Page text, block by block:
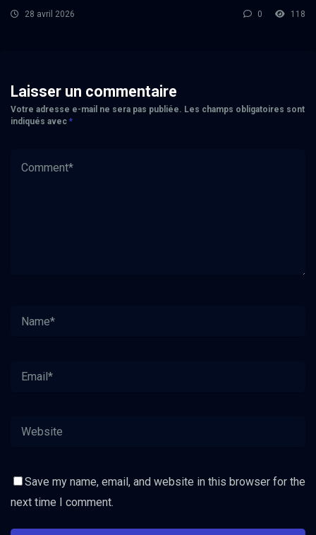
28 avril 2026 0 118
Laisser un commentaire
Votre adresse e-mail ne sera pas publiée. Les champs obligatoires sont
indiqués avec *
Save my name, email, and website in this browser for the
next time I comment.